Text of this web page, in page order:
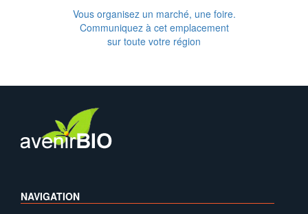
Vous organisez un marché, une foire.
Communiquez à cet emplacement
sur toute votre région
NAVIGATION